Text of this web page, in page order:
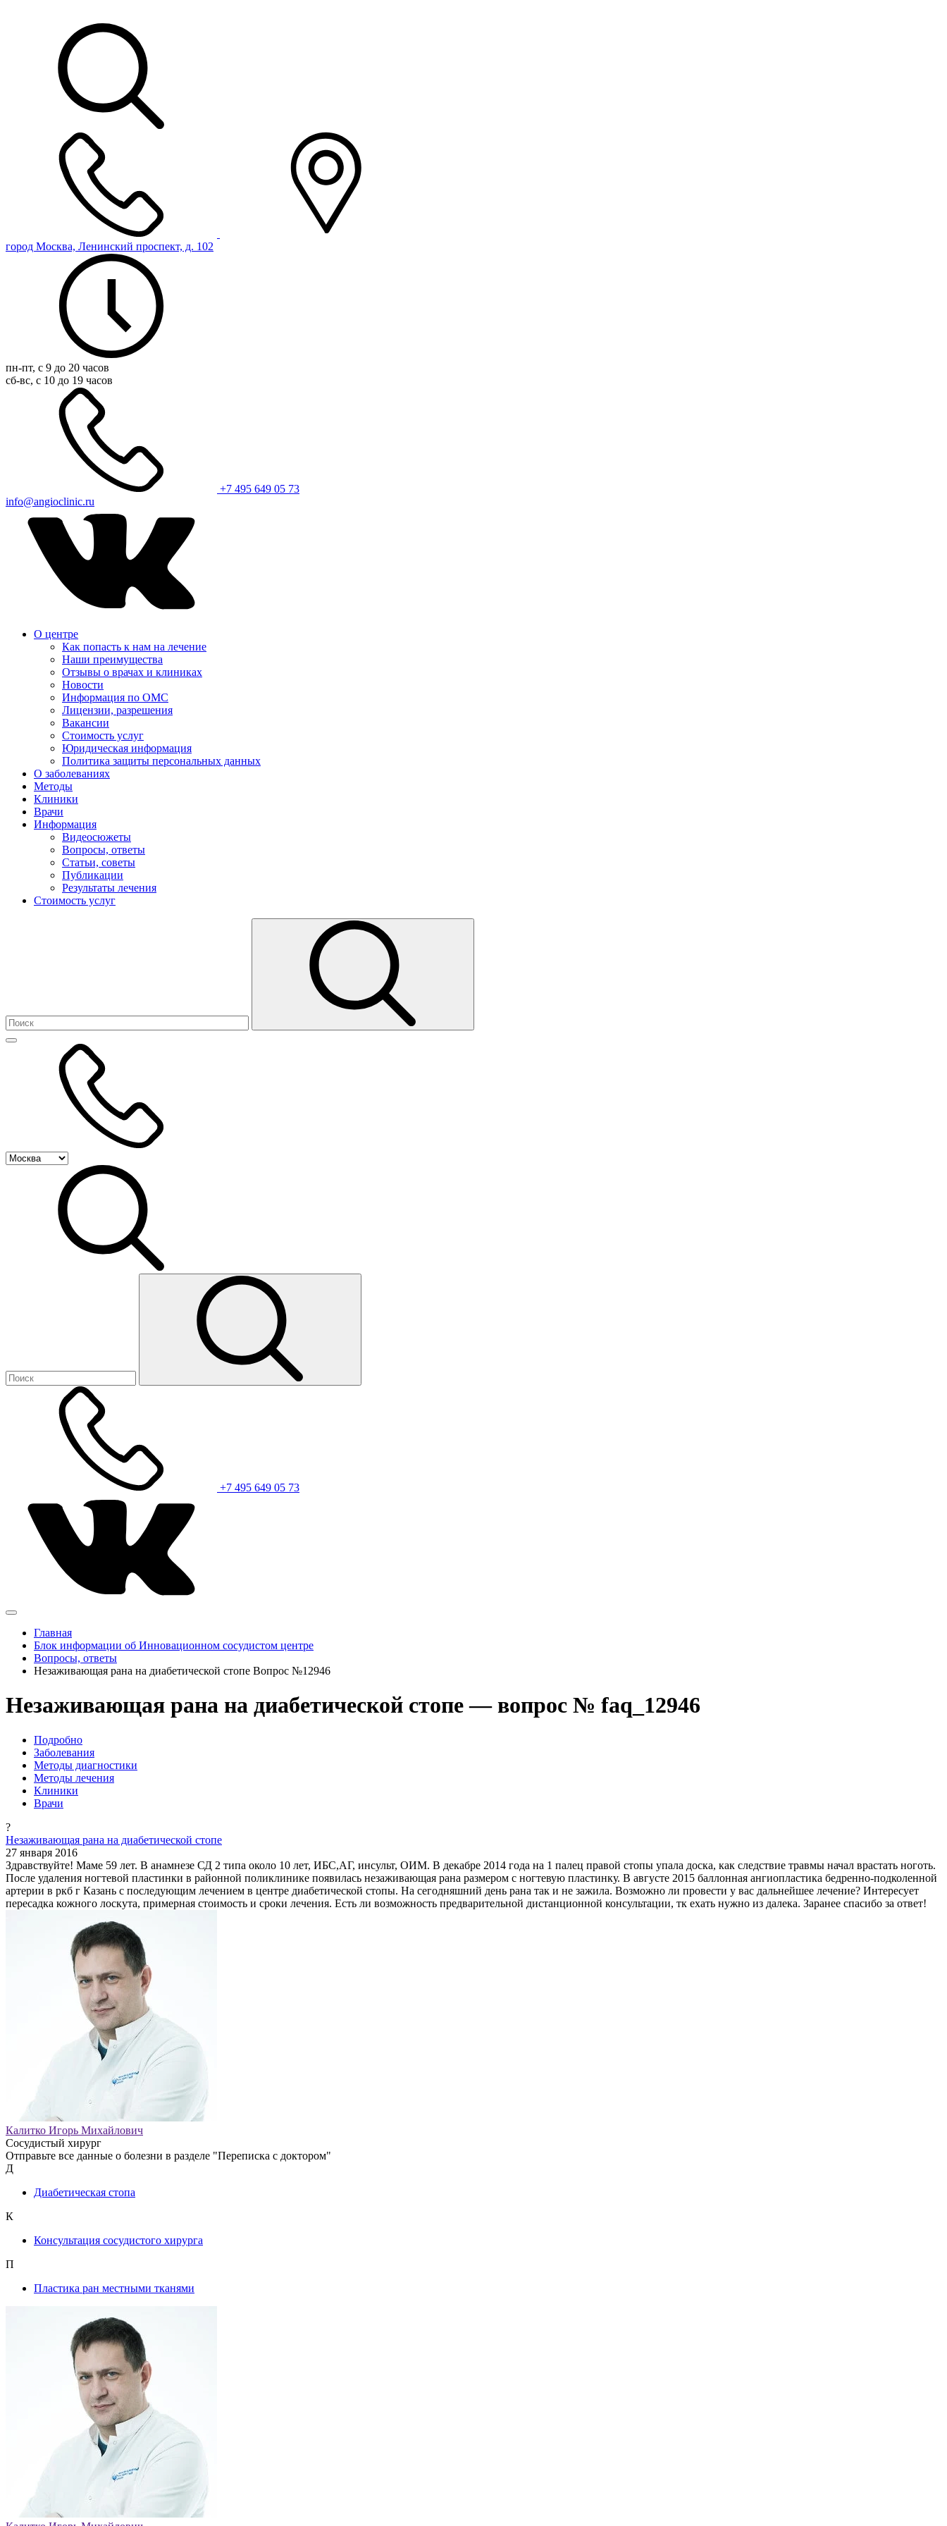
город Москва, Ленинский проспект, д. 102
пн-пт, с 9 до 20 часов
сб-вс, с 10 до 19 часов
+7 495 649 05 73
info@angioclinic.ru
О центре
Как попасть к нам на лечение
Наши преимущества
Отзывы о врачах и клиниках
Новости
Информация по ОМС
Лицензии, разрешения
Вакансии
Стоимость услуг
Юридическая информация
Политика защиты персональных данных
О заболеваниях
Методы
Клиники
Врачи
Информация
Видеосюжеты
Вопросы, ответы
Статьи, советы
Публикации
Результаты лечения
Стоимость услуг
+7 495 649 05 73
Главная
Блок информации об Инновационном сосудистом центре
Вопросы, ответы
Незаживающая рана на диабетической стопе Вопрос №12946
Незаживающая рана на диабетической стопе — вопрос № faq_12946
Подробно
Заболевания
Методы диагностики
Методы лечения
Клиники
Врачи
?
Незаживающая рана на диабетической стопе
27 января 2016
Здравствуйте! Маме 59 лет. В анамнезе СД 2 типа около 10 лет, ИБС,АГ, инсульт, ОИМ. В декабре 2014 года на 1 палец правой стопы упала доска, как следствие травмы начал врастать ноготь.
После удаления ногтевой пластинки в районной поликлинике появилась незаживающая рана размером с ногтевую пластинку. В августе 2015 баллонная ангиопластика бедренно-подколенной
артерии в ркб г Казань с последующим лечением в центре диабетической стопы. На сегодняшний день рана так и не зажила. Возможно ли провести у вас дальнейшее лечение? Интересует
пересадка кожного лоскута, примерная стоимость и сроки лечения. Есть ли возможность предварительной дистанционной консультации, тк ехать нужно из далека. Заранее спасибо за ответ!
Калитко Игорь Михайлович
Сосудистый хирург
Отправьте все данные о болезни в разделе "Переписка с доктором"
Д
Диабетическая стопа
К
Консультация сосудистого хирурга
П
Пластика ран местными тканями